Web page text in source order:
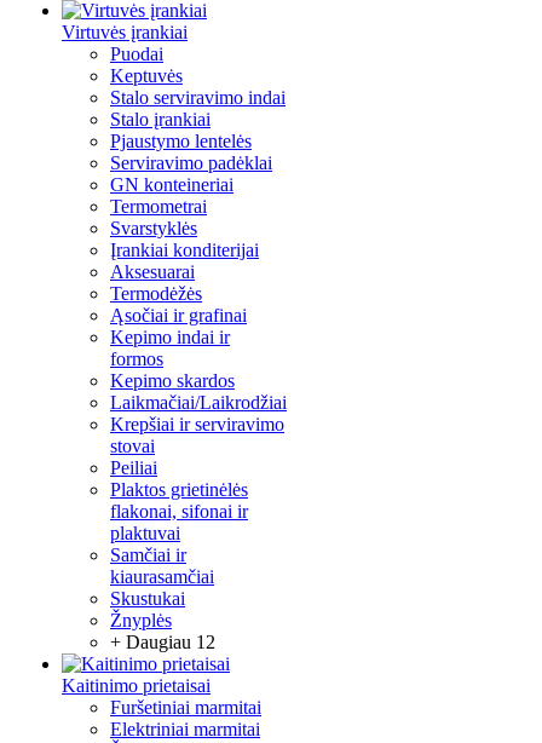
Virtuvės įrankiai
Puodai
Keptuvės
Stalo serviravimo indai
Stalo įrankiai
Pjaustymo lentelės
Serviravimo padėklai
GN konteineriai
Termometrai
Svarstyklės
Įrankiai konditerijai
Aksesuarai
Termodėžės
Ąsočiai ir grafinai
Kepimo indai ir
formos
Kepimo skardos
Laikmačiai/Laikrodžiai
Krepšiai ir serviravimo
stovai
Peiliai
Plaktos grietinėlės
flakonai, sifonai ir
plaktuvai
Samčiai ir
kiaurasamčiai
Skustukai
Žnyplės
+ Daugiau 12
Kaitinimo prietaisai
Furšetiniai marmitai
Elektriniai marmitai